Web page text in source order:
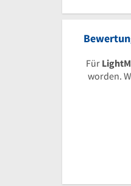
Für
worden.